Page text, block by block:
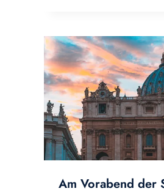
Am Vorabend der